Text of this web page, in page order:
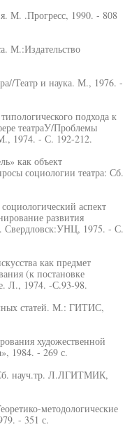
М. .Прогресс, 1990. - 808
М.:Издательство
Театр и наука. М., 1976. -
подхода к
театраУ/Проблемы
1974. - С. 192-212.
как объект
социологии театра: Сб.
аспект
развития
Свердловск:УНЦ, 1975. - С.
как предмет
(к постановке
Л., 1974. -С.93-98.
статей. М.: ГИТИС,
художественной
1984. - 269 с.
науч.тр. Л.ЛГИТМИК,
методологические
- 351 с.